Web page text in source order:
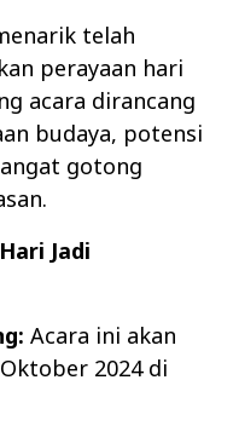
telah
perayaan hari
acara dirancang
budaya, potensi
gotong
Jadi
Acara ini akan
2024 di